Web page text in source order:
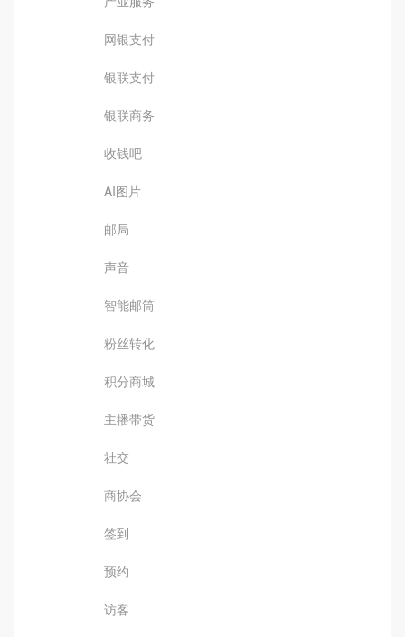
网银支付
银联支付
银联商务
收钱吧
AI图片
邮局
声音
智能邮筒
粉丝转化
积分商城
主播带货
社交
商协会
签到
预约
访客